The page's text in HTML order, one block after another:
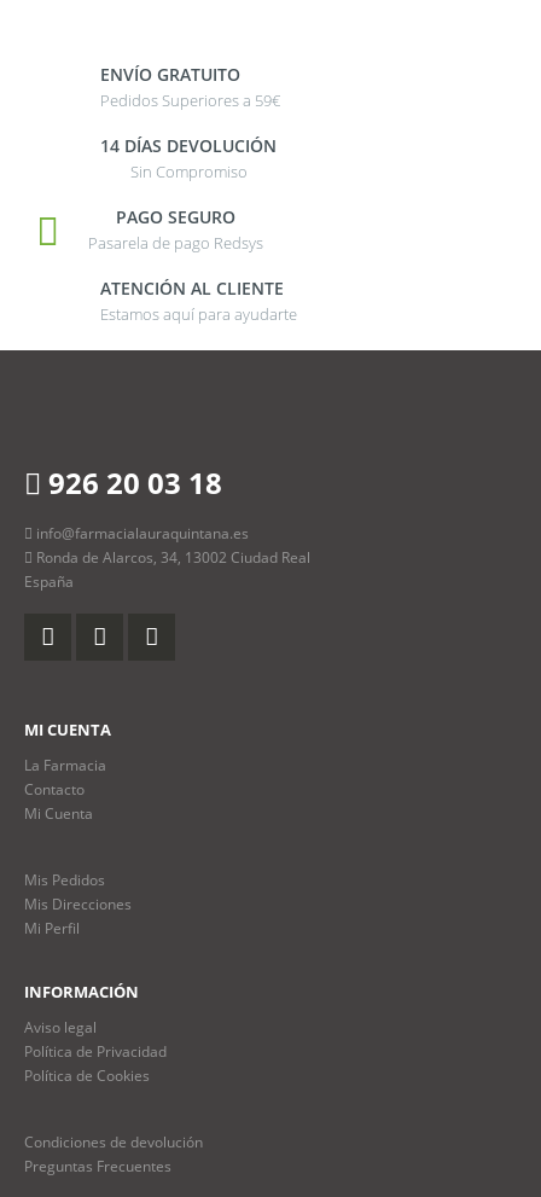
ENVÍO GRATUITO
Pedidos Superiores a 59€
14 DÍAS DEVOLUCIÓN
Sin Compromiso
PAGO SEGURO
Pasarela de pago Redsys
ATENCIÓN AL CLIENTE
Estamos aquí para ayudarte
926 20 03 18
info@farmacialauraquintana.es
Ronda de Alarcos, 34, 13002 Ciudad Real
España
MI CUENTA
La Farmacia
Contacto
Mi Cuenta
Mis Pedidos
Mis Direcciones
Mi Perfil
INFORMACIÓN
Aviso legal
Política de Privacidad
Política de Cookies
Condiciones de devolución
Preguntas Frecuentes